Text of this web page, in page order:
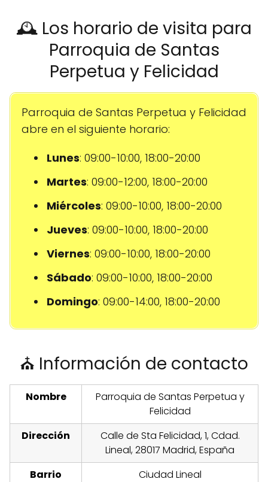
🕰️ Los horario de visita para
Parroquia de Santas
Perpetua y Felicidad
Parroquia de Santas Perpetua y Felicidad
abre en el siguiente horario:
Lunes: 09:00-10:00, 18:00-20:00
Martes: 09:00-12:00, 18:00-20:00
Miércoles: 09:00-10:00, 18:00-20:00
Jueves: 09:00-10:00, 18:00-20:00
Viernes: 09:00-10:00, 18:00-20:00
Sábado: 09:00-10:00, 18:00-20:00
Domingo: 09:00-14:00, 18:00-20:00
⛪ Información de contacto
Nombre
Parroquia de Santas Perpetua y
Felicidad
Dirección
Calle de Sta Felicidad, 1, Cdad.
Lineal, 28017 Madrid, España
Barrio
Ciudad Lineal